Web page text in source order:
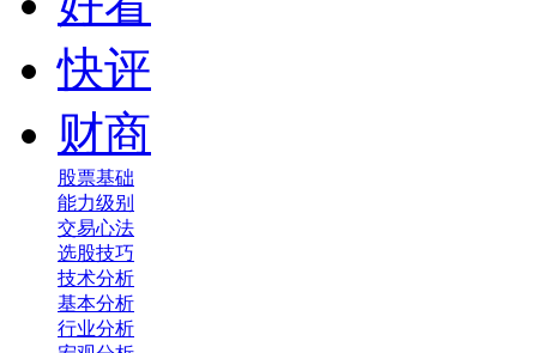
快评
财商
股票基础
能力级别
交易心法
选股技巧
技术分析
基本分析
行业分析